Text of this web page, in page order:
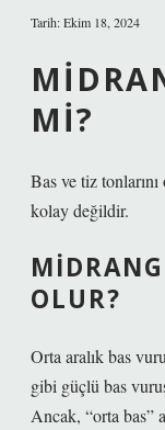
Tarih: Ekim 18, 2024
MI?
Bas ve tiz
kolay değildir.
OLUR?
Orta aralık bas
gibi güçlü bas
Ancak, “orta bas”